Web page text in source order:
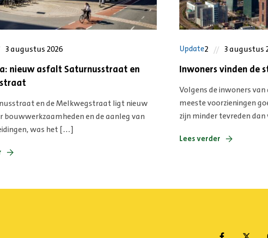
3 augustus 2026
nieuw asfalt Saturnusstraat en
en de Melkwegstraat ligt nieuw
bouwwerkzaamheden en de aanleg van
was het […]
Update2 3 augustus
Inwoners vinden de
Volgens de inwoners
meeste voorzieningen
zijn minder tevreden
Lees verder
Facebook